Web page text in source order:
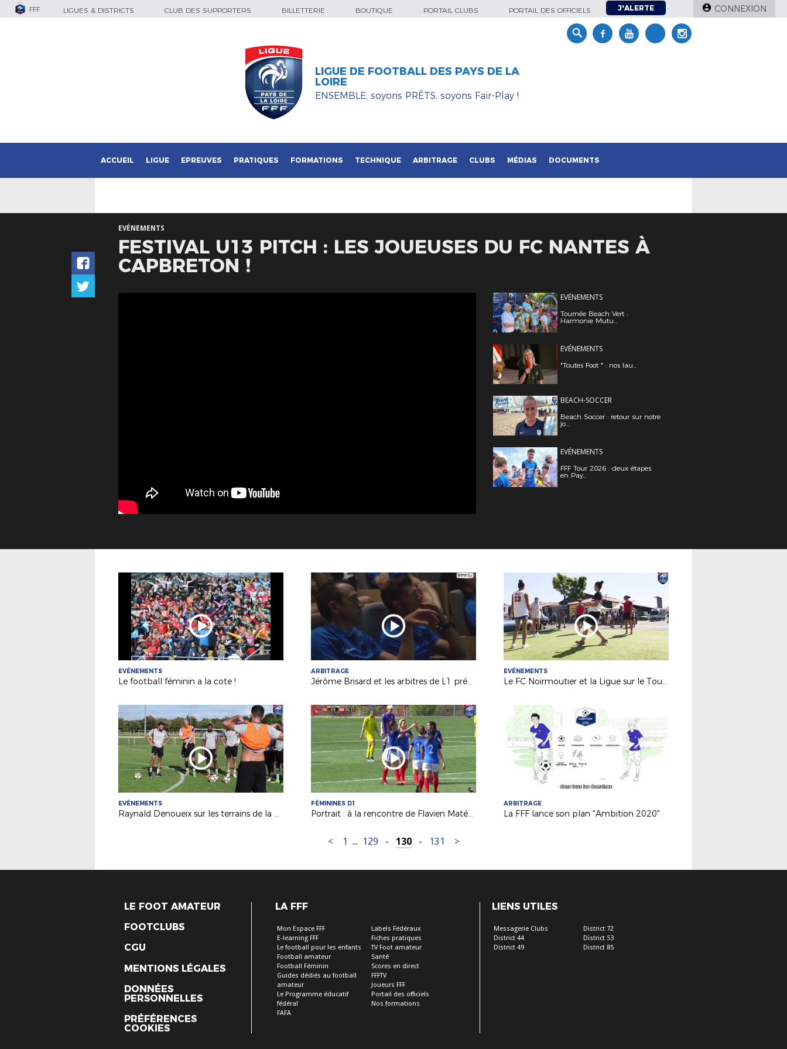
FFF LIGUES & DISTRICTS CLUB DES SUPPORTERS BILLETTERIE BOUTIQUE PORTAIL CLUBS PORTAIL DES OFFICIELS J'ALERTE CONNEXION
LIGUE DE FOOTBALL DES PAYS DE LA
LOIRE
ENSEMBLE, soyons PRÊTS, soyons Fair-Play !
ACCUEIL LIGUE EPREUVES PRATIQUES FORMATIONS TECHNIQUE ARBITRAGE CLUBS MÉDIAS DOCUMENTS
EVÉNEMENTS
FESTIVAL U13 PITCH : LES JOUEUSES DU FC NANTES À
CAPBRETON !
EVÉNEMENTS
Tournée Beach Vert :
Harmonie Mutu...
EVÉNEMENTS
"Toutes Foot " : nos lau...
BEACH-SOCCER
Beach Soccer : retour sur notre
jo...
EVÉNEMENTS
FFF Tour 2026 : deux étapes
en Pay...
EVÉNEMENTS
Le football féminin a la cote !
ARBITRAGE
Jérôme Brisard et les arbitres de L1 préparés au "VAR" !
EVÉNEMENTS
Le FC Noirmoutier et la Ligue sur le Tour de France 2018
EVÉNEMENTS
Raynald Denoueix sur les terrains de la Ligue !
FÉMININES D1
Portrait : à la rencontre de Flavien Matéo, père de Clara (Paris FC D1F)
ARBITRAGE
La FFF lance son plan "Ambition 2020"
< 1 ... 129 - 130 - 131 >
LE FOOT AMATEUR
FOOTCLUBS
CGU
MENTIONS LÉGALES
DONNÉES
PERSONNELLES
PRÉFÉRENCES
COOKIES
LA FFF
Mon Espace FFF
E-learning FFF
Le football pour les enfants
Football amateur
Football Féminin
Guides dédiés au football
amateur
Le Programme éducatif
fédéral
FAFA
Labels Fédéraux
Fiches pratiques
TV Foot amateur
Santé
Scores en direct
FFFTV
Joueurs FFF
Portail des officiels
Nos formations
LIENS UTILES
Messagerie Clubs
District 44
District 49
District 72
District 53
District 85